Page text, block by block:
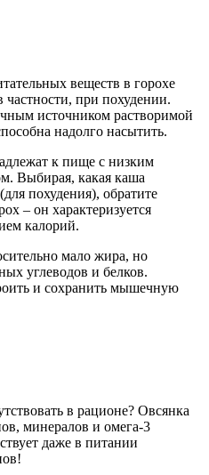
веществ в горохе
частности, при похудении.
источником растворимой
надолго насытить.
к пище с низким
Выбирая, какая каша
похудения), обратите
– он характеризуется
калорий.
мало жира, но
углеводов и белков.
и сохранить мышечную
в рационе? Овсянка
минералов и омега-3
даже в питании